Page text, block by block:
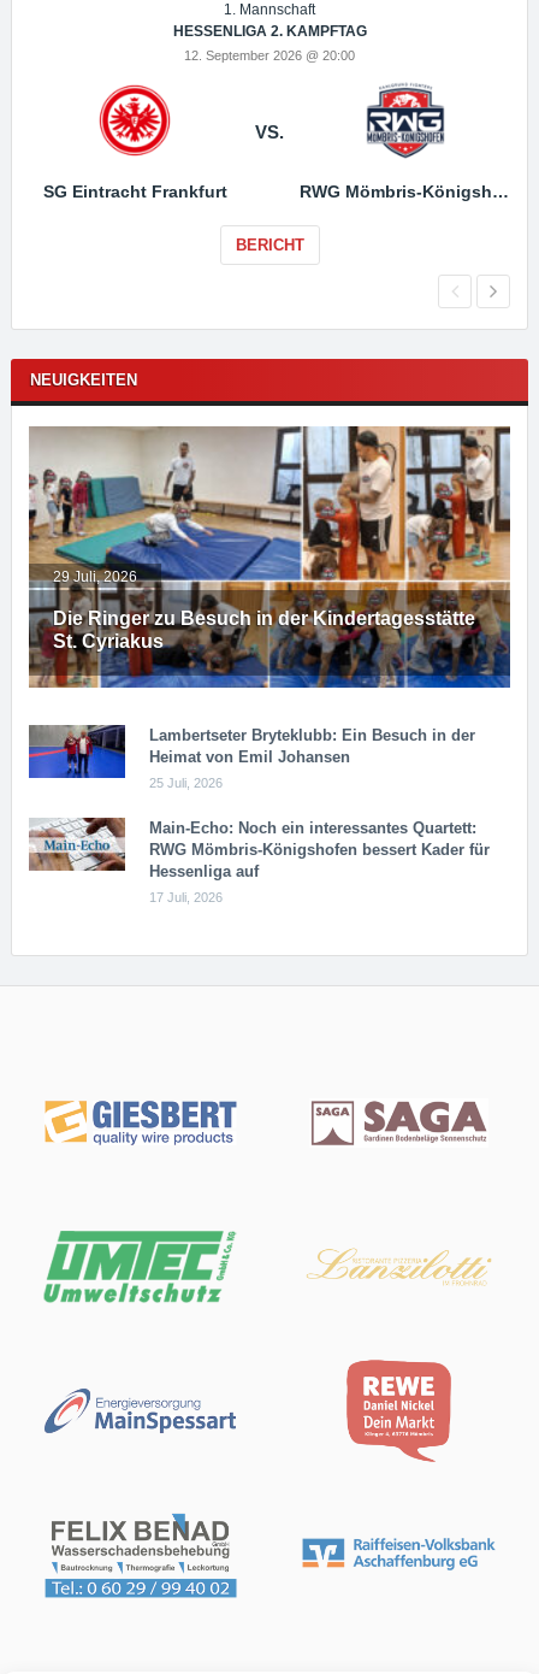
1. Mannschaft
HESSENLIGA 2. KAMPFTAG
12. September 2026 @ 20:00
SG Eintracht Frankfurt
VS.
RWG Mömbris-Königshofen
BERICHT
NEUIGKEITEN
Die Ringer zu Besuch in der Kindertagesstätte
St. Cyriakus
29 Juli, 2026
Lambertseter Bryteklubb: Ein Besuch in der
Heimat von Emil Johansen
25 Juli, 2026
Main-Echo: Noch ein in­ter­es­san­tes Quar­tett:
RWG Möm­b­ris-Kö­n­igs­ho­fen bessert Kader für
Hessenliga auf
17 Juli, 2026